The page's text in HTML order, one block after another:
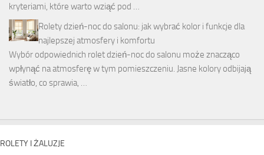
kryteriami, które warto wziąć pod …
Rolety dzień-noc do salonu: jak wybrać kolor i funkcje dla
najlepszej atmosfery i komfortu
Wybór odpowiednich rolet dzień-noc do salonu może znacząco
wpłynąć na atmosferę w tym pomieszczeniu. Jasne kolory odbijają
światło, co sprawia, …
ROLETY I ŻALUZJE